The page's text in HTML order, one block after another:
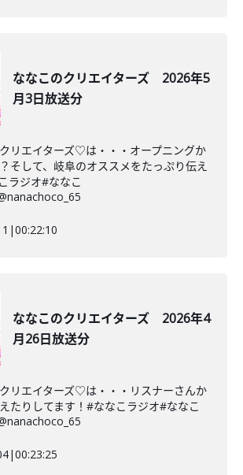
ななこのクリエイターズ 2026年5
月3日放送分
リエイターズ♡は・・・オープニングか
そして、岐阜のオススメをたっぷり伝え
ラジオ#ななこ
|00:22:10
ななこのクリエイターズ 2026年4
月26日放送分
リエイターズ♡は・・・リスナーさんか
たりしてます！#ななこラジオ#ななこ
|00:23:25